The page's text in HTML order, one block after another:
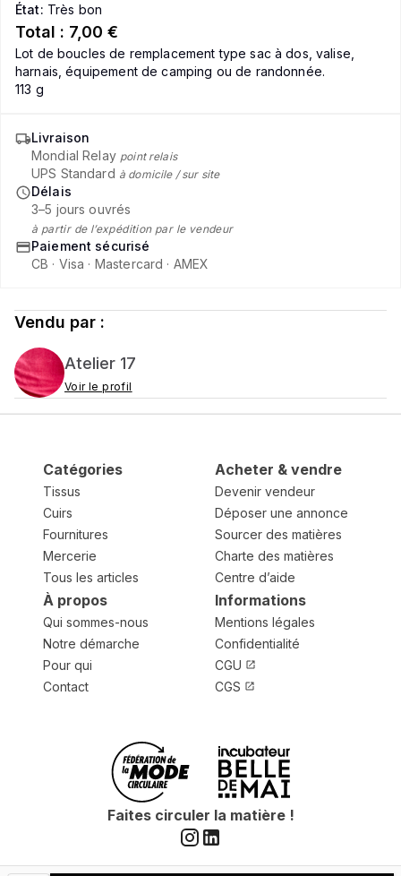
État: Très bon
Total : 7,00 €
Lot de boucles de remplacement type sac à dos, valise,
harnais, équipement de camping ou de randonnée.
113 g
Livraison
Mondial Relay point relais
UPS Standard à domicile / sur site
Délais
3–5 jours ouvrés
à partir de l’expédition par le vendeur
Paiement sécurisé
CB · Visa · Mastercard · AMEX
Vendu par :
Atelier 17
Voir le profil
Catégories
Tissus
Cuirs
Fournitures
Mercerie
Tous les articles
Acheter & vendre
Devenir vendeur
Déposer une annonce
Sourcer des matières
Charte des matières
Centre d’aide
À propos
Qui sommes-nous
Notre démarche
Pour qui
Contact
Informations
Mentions légales
Confidentialité
CGU
CGS
Faites circuler la matière !